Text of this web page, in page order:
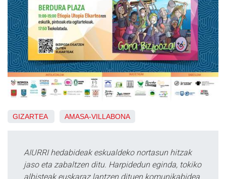
GIZARTEA AMASA-VILLABONA
AIURRI hedabideak eskualdeko nortasun hitzak
jaso eta zabaltzen ditu. Harpidedun eginda, tokiko
albisteak euskaraz lantzen dituen komunikabidea